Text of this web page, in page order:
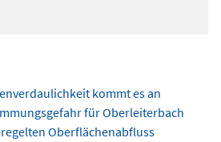
kommt es an
für Oberleiterbach
Oberflächenabfluss